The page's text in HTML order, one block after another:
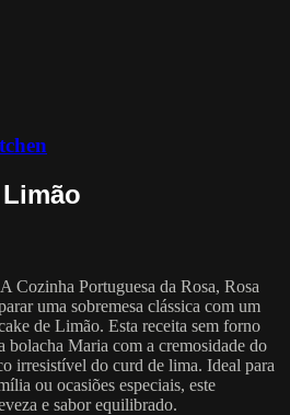
Cozinha Portuguesa da Rosa, Rosa
uma sobremesa clássica com um
de Limão. Esta receita sem forno
bolacha Maria com a cremosidade do
irresistível do curd de lima. Ideal para
ou ocasiões especiais, este
e sabor equilibrado.